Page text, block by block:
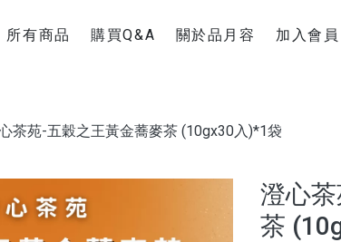
所有商品 購買Q&A
超商疫情消息
關於品月容 加入會員
茶苑-五穀之王黃金蕎麥茶 (10gx30入)*1袋
澄心
茶